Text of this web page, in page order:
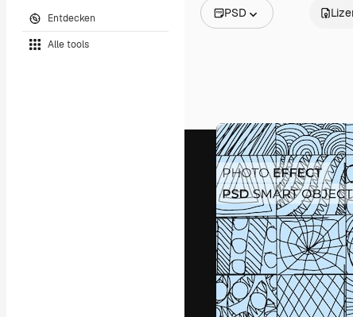
Entdecken
Alle tools
PSD
Videos
Filmmaterial
Motion Graphics
Videovorlagen
Icons
3D-Modelle
Schriftarten
Die kreative
Arbeit zu
Abonnenten
Agenturen
Deutsch